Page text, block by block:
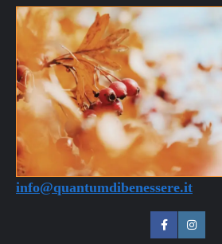
info@quantumdibenessere.it